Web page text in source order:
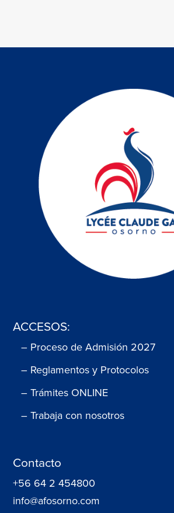
ACCESOS:
– Proceso de Admisión 2027
– Reglamentos y Protocolos
– Trámites ONLINE
– Trabaja con nosotros
Contacto
+56 64 2 454800
info@afosorno.com